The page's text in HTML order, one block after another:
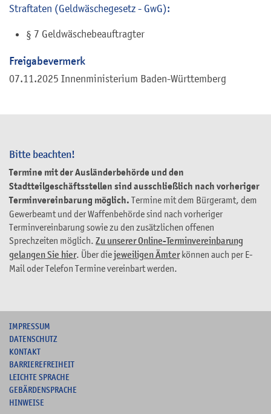
Bitte beachten!
Termine mit der Ausländerbehörde und den
Stadtteilgeschäftsstellen sind ausschließlich nach vorheriger
Terminvereinbarung möglich. Termine mit dem Bürgeramt, dem
Gewerbeamt und der Waffenbehörde sind nach vorheriger
Terminvereinbarung sowie zu den zusätzlichen offenen
Sprechzeiten möglich. Zu unserer Online-Terminvereinbarung
gelangen Sie hier. Über diejeweiligen Ämterkönnen auch per E-
Mail oder Telefon Termine vereinbart werden.
Straftaten (Geldwäschegesetz - GwG):
§ 7 Geldwäschebeauftragter
Freigabevermerk
07.11.2025 Innenministerium Baden-Württemberg
IMPRESSUM
DATENSCHUTZ
KONTAKT
BARRIEREFREIHEIT
LEICHTE SPRACHE
GEBÄRDENSPRACHE
HINWEISE